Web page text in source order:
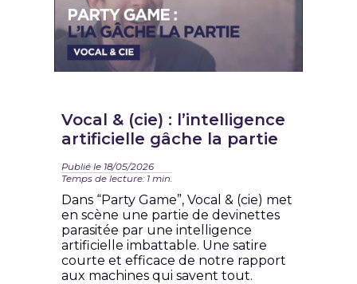
Vocal & (cie) : l’intelligence
artificielle gâche la partie
Publié le 18/05/2026
Temps de lecture: 1 min.
Dans “Party Game”, Vocal & (cie) met
en scène une partie de devinettes
parasitée par une intelligence
artificielle imbattable. Une satire
courte et efficace de notre rapport
aux machines qui savent tout.